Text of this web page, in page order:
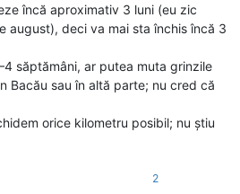
încă aproximativ 3 luni (eu zic
august), deci va mai sta închis încă 3
săptămâni, ar putea muta grinzile
Bacău sau în altă parte; nu cred că
orice kilometru posibil; nu știu
2